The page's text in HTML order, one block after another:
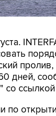
пролив,
дней,
со ссылкой
по